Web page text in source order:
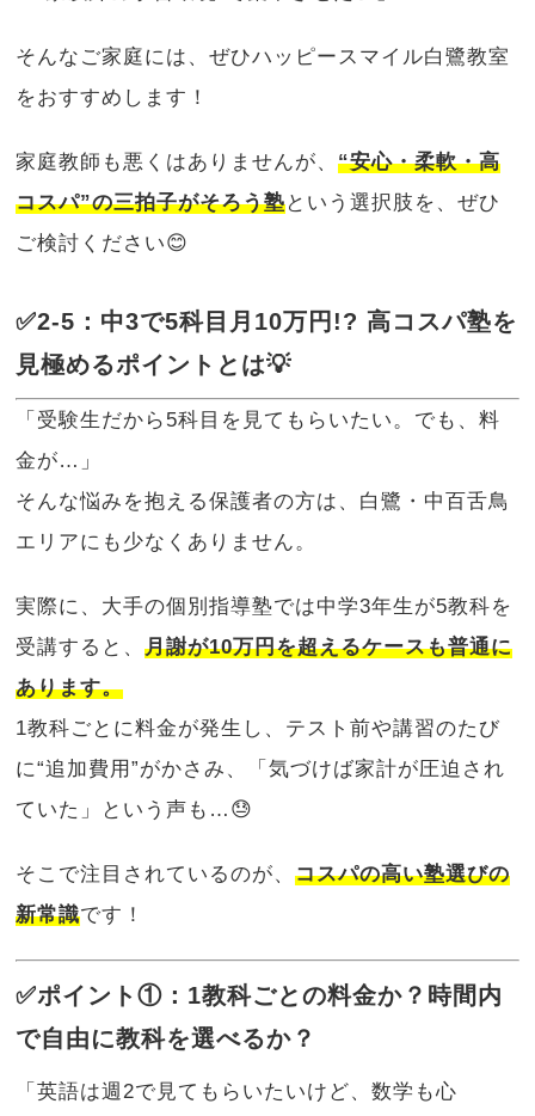
そんなご家庭には、ぜひハッピースマイル白鷺教室
をおすすめします！
家庭教師も悪くはありませんが、“安心・柔軟・高
コスパ”の三拍子がそろう塾という選択肢を、ぜひ
ご検討ください😊
✅2-5：中3で5科目月10万円!? 高コスパ塾を
見極めるポイントとは💡
「受験生だから5科目を見てもらいたい。でも、料
金が…」
そんな悩みを抱える保護者の方は、白鷺・中百舌鳥
エリアにも少なくありません。
実際に、大手の個別指導塾では中学3年生が5教科を
受講すると、月謝が10万円を超えるケースも普通に
あります。
1教科ごとに料金が発生し、テスト前や講習のたび
に“追加費用”がかさみ、「気づけば家計が圧迫され
ていた」という声も…😓
そこで注目されているのが、コスパの高い塾選びの
新常識です！
✅ポイント①：1教科ごとの料金か？時間内
で自由に教科を選べるか？
「英語は週2で見てもらいたいけど、数学も心